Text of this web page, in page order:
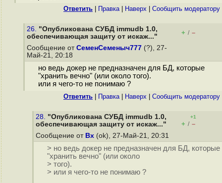
Ответить Правка| Наверх Cообщить модератору
26. "Опубликована СУБД immudb 1.0,
обеспечивающая защиту от искаж..."
+ / –
Сообщение от СеменСеменыч777 (?), 27-
Май-21, 20:18
но ведь докер не предназначен для БД, которые
"хранить вечно" (или около того).
или я чего-то не понимаю ?
Ответить Правка| Наверх Cообщить модератору
28. "Опубликована СУБД immudb 1.0,
обеспечивающая защиту от искаж..."
+1
+ / –
Сообщение от Bx (ok), 27-Май-21, 20:31
> но ведь докер не предназначен для БД, которые
"хранить вечно" (или около
> того).
> или я чего-то не понимаю ?